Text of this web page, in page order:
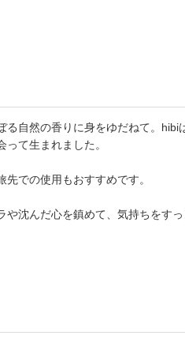
る自然の香りに身をゆだねて。
て生まれました。
での使用もおすすめです。
沈んだ心を鎮めて、気持ちをすっ